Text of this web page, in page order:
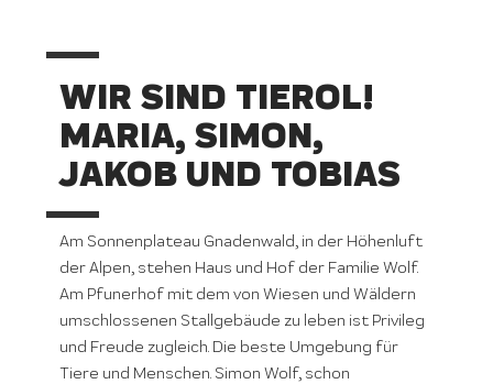
WIR SIND TIEROL!
MARIA, SIMON,
JAKOB UND TOBIAS
Am Sonnenplateau Gnadenwald, in der Höhenluft
der Alpen, stehen Haus und Hof der Familie Wolf.
Am Pfunerhof mit dem von Wiesen und Wäldern
umschlossenen Stallgebäude zu leben ist Privileg
und Freude zugleich. Die beste Umgebung für
Tiere und Menschen. Simon Wolf, schon